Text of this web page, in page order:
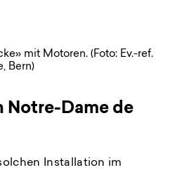
mit Motoren. (Foto: Ev.-ref.
Bern)
Notre-Dame de
Installation im